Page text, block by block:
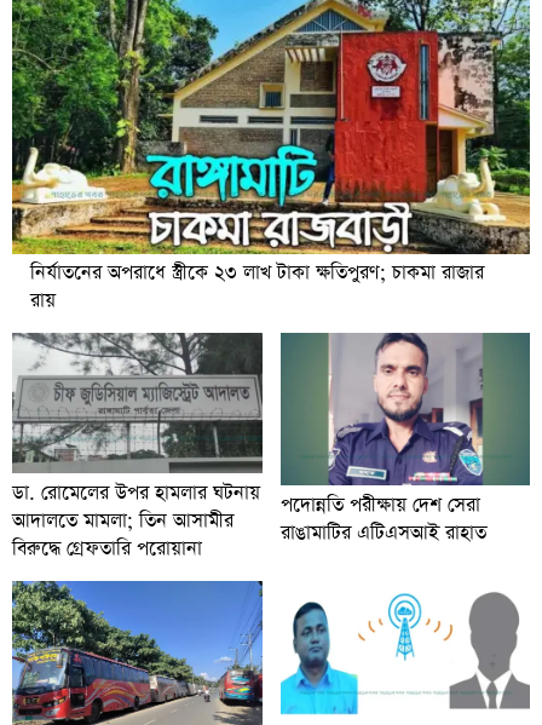
নির্যাতনের অপরাধে স্ত্রীকে ২৩ লাখ টাকা ক্ষতিপুরণ; চাকমা রাজার
রায়
ডা. রোমেলের উপর হামলার ঘটনায়
আদালতে মামলা; তিন আসামীর
বিরুদ্ধে গ্রেফতারি পরোয়ানা
পদোন্নতি পরীক্ষায় দেশ সেরা
রাঙামাটির এটিএসআই রাহাত